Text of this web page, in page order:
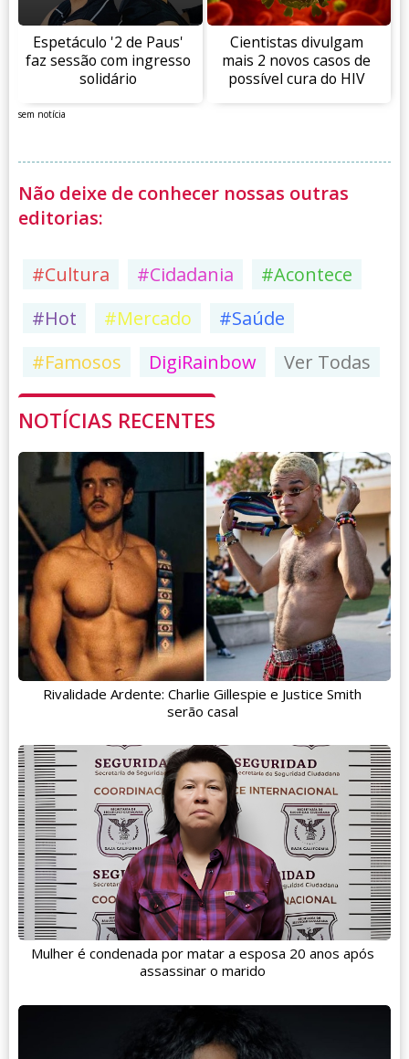
Espetáculo '2 de Paus'
faz sessão com ingresso
solidário
Cientistas divulgam
mais 2 novos casos de
possível cura do HIV
sem notícia
Não deixe de conhecer nossas outras
editorias:
#Cultura #Cidadania
#Acontece
#Hot
#Mercado
#Saúde
#Famosos
DigiRainbow Ver Todas
NOTÍCIAS RECENTES
Rivalidade Ardente: Charlie Gillespie e Justice Smith
serão casal
Mulher é condenada por matar a esposa 20 anos após
assassinar o marido